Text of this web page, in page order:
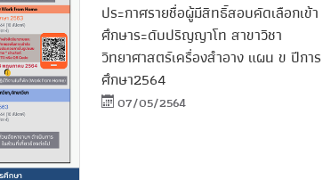
ประกาศรายชื่อผู้มีสิทธิ์สอบคัดเลือกเข้า
ศึกษาระดับปริญญาโท สาขาวิชา
วิทยาศาสตร์เครื่องสำอาง แผน ข ปีการ
ศึกษา2564
07/05/2564